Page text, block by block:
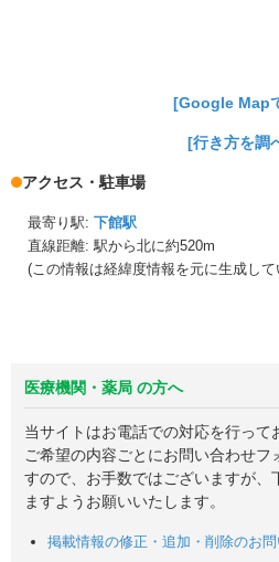
[Google Map
[行き方を調
アクセス・駐車場
最寄り駅: 下館駅
直線距離: 駅から北に約520m
(この情報は経緯度情報を元に生成して
医療機関・薬局 の方へ
当サイトはお電話での対応を行って
ご希望の内容ごとにお問い合わせフ
すので、お手数ではございますが、
ますようお願いいたします。
掲載情報の修正・追加・削除のお